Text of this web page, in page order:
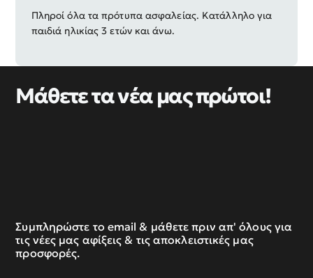
Πληροί όλα τα πρότυπα ασφαλείας. Κατάλληλο για
παιδιά ηλικίας 3 ετών και άνω.
Μάθετε τα νέα μας πρώτοι!
Συμπληρώστε το email & μάθετε πριν απ' όλους για
τις νέες μας αφίξεις & τις αποκλειστικές μας
προσφορές.